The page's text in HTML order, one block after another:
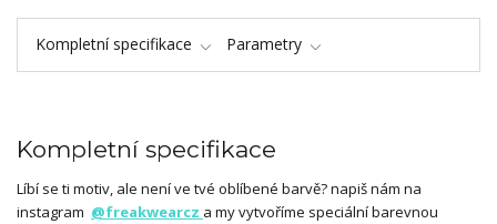
Kompletní specifikace Parametry
Kompletní specifikace
Líbí se ti motiv, ale není ve tvé oblíbené barvě? napiš nám na
instagram @freakwearcz a my vytvoříme speciální barevnou